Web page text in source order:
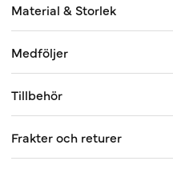
Material & Storlek
Medföljer
Tillbehör
Frakter och returer